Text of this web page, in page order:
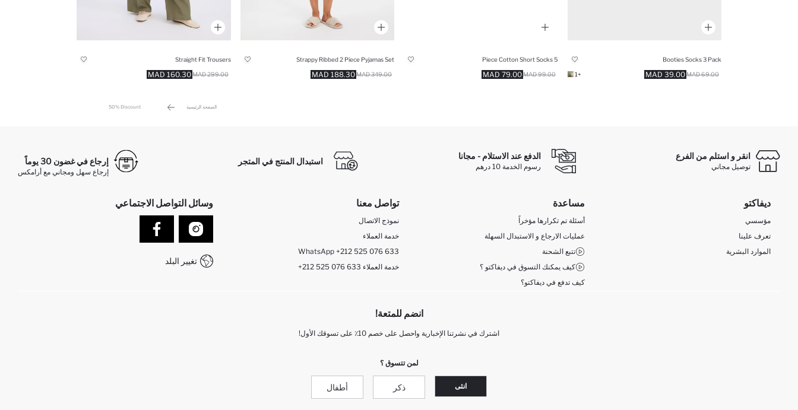
Booties Socks 3 Pack
39.00 MAD 69.00 MAD
+1
5 Piece Cotton Short Socks
79.00 MAD 99.00 MAD
Strappy Ribbed 2 Piece Pyjamas Set
188.30 MAD 349.00 MAD
Straight Fit Trousers
160.30 MAD 299.00 MAD
الصفحة الرئيسية 50% Discount
انقر و استلم من الفرع
توصيل مجاني
الدفع عند الاستلام - مجانا
رسوم الخدمة 10 درهم
استبدال المنتج في المتجر إرجاع في غضون 30 يوماً
إرجاع سهل ومجاني مع أرامكس
ديفاكتو
مؤسسي
تعرف علينا
الموارد البشرية
مساعدة
أسئلة تم تكرارها مؤخراً
عمليات الارجاع و الاستبدال السهلة
تتبع الشحنة
كيف يمكنك التسوق في ديفاكتو ؟
كيف تدفع في ديفاكتو؟
تواصل معنا
نموذج الاتصال
خدمة العملاء
WhatsApp +212 525 076 633
+212 525 076 633 خدمة العملاء
وسائل التواصل الاجتماعي
تغيير البلد
انضم للمتعة!
اشترك في نشرتنا الإخبارية واحصل على خصم 10٪ على تسوقك الأول!
لمن تتسوق ؟
انثى ذكر أطفال